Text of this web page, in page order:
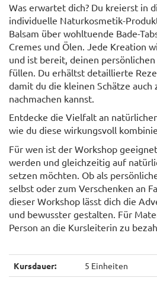
Was erwartet dich? Du kreierst in
individuelle Naturkosmetik-
Balsam über wohltuende Bade-
Cremes und Ölen. Jede Kreation
und ist bereit, deinen
füllen. Du erhältst detaillierte
damit du die kleinen Schätze auch
nachmachen kannst.
Entdecke die Vielfalt an
wie du diese wirkungsvoll
Für wen ist der Workshop
werden und gleichzeitig auf
setzen möchten. Ob als
selbst oder zum Verschenken an
dieser Workshop lässt dich die
und bewusster gestalten. Für
Person an die Kursleiterin zu
Kursdauer: 5 Einheiten